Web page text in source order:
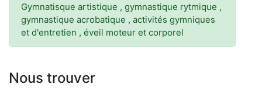
Gymnatisque artistique , gymnastique rytmique ,
gymnastique acrobatique , activités gymniques
et d'entretien , éveil moteur et corporel
Nous trouver